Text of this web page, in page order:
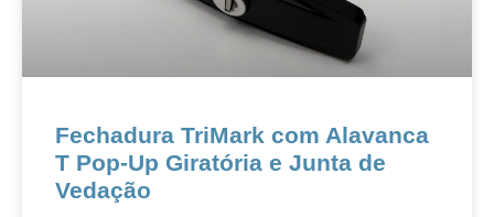
Fechadura TriMark com Alavanca
T Pop-Up Giratória e Junta de
Vedação​​